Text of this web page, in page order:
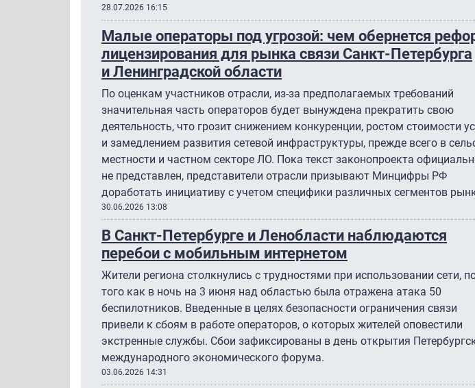
28.07.2026 16:15
Малые операторы под угрозой: чем обернется
лицензирования для рынка связи Санкт-Петербурга
и Ленинградской области
По оценкам участников отрасли, из-за предполагаемых требований
значительная часть операторов будет вынуждена прекратить свою
деятельность, что грозит снижением конкуренции, ростом стоимости
и замедлением развития сетевой инфраструктуры, прежде всего в
местности и частном секторе ЛО. Пока текст законопроекта
не представлен, представители отрасли призывают Минцифры РФ
доработать инициативу с учетом специфики различных сегментов
30.06.2026 13:08
В Санкт-Петербурге и Ленобласти наблюдаются
перебои с мобильным интернетом
Жители региона столкнулись с трудностями при использовании сети,
того как в ночь на 3 июня над областью была отражена атака 50
беспилотников. Введенные в целях безопасности ограничения связи
привели к сбоям в работе операторов, о которых жителей оповестили
экстренные службы. Сбои зафиксированы в день открытия
международного экономического форума.
03.06.2026 14:31